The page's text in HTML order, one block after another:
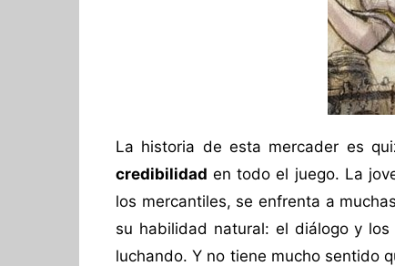
La historia de esta mercader es
credibilidad en todo el juego. La
los mercantiles, se enfrenta a
su habilidad natural: el diálogo y
luchando. Y no tiene mucho sentido